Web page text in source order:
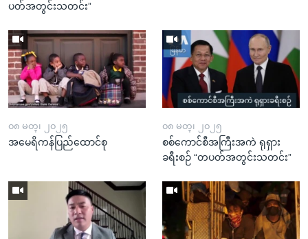
ပတ်အတွင်းသတင်း”
၀၈ မတ္၊ ၂၀၂၅
အမေရိကန်ပြည်ထောင်စု
၀၈ မတ္၊ ၂၀၂၅
စစ်ကောင်စီအကြီးအကဲ ရုရှား
ခရီးစဉ် “တပတ်အတွင်းသတင်း”